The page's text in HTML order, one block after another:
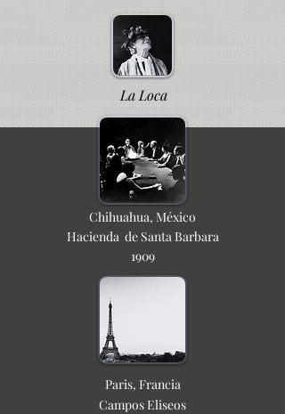
La Loca
Chihuahua, México
Hacienda de Santa Barbara
1909
Paris, Francia
Campos Eliseos